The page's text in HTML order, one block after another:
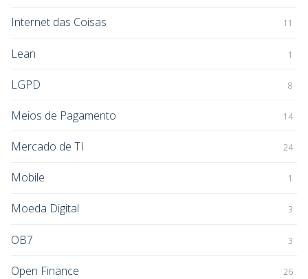
Internet das Coisas 11
Lean 1
LGPD 8
Meios de Pagamento 14
Mercado de TI 24
Mobile 1
Moeda Digital 3
OB7 3
Open Finance 26